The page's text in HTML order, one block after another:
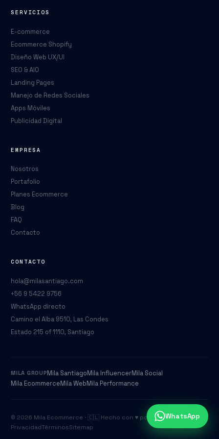
SERVICIOS
E-commerce
Ecommerce Shopify
Diseño Web UX/UI
SEO & AIO
Landing Pages
Manejo de Redes Sociales
Apps Móviles
Publicidad Digital
EMPRESA
Nosotros
Portafolio
Planes Ecommerce
Blog
FAQ
Contacto
CONTACTO
hola@milasantiago.com
+56 9 5422 9756
WhatsApp directo
Camino el Alba 9510, Las Condes
Estado 215 of 1110, Santiago
MILA GROUPMila SantiagoMila InfluencerMila Social
Mila EcommerceMila WebMila Performance
© 2026 Mila Ecommerce · 🇨🇱 Hecho con ♥ por
Mila Group
PrivacidadTérminosSitemap
WhatsApp